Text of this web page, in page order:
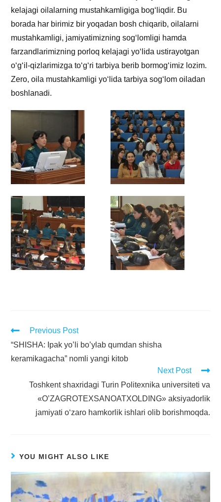
kelajagi oilalarning mustahkamligiga bog‘liqdir. Bu
borada har birimiz bir yoqadan bosh chiqarib, oilalarni
mustahkamligi, jamiyatimizning sog‘lomligi hamda
farzandlarimizning porloq kelajagi yo‘lida ustirayotgan
o‘g‘il-qizlarimizga to‘g‘ri tarbiya berib bormog‘imiz lozim.
Zero, oila mustahkamligi yo‘lida tarbiya sog‘lom oiladan
boshlanadi.
Previous Post
“SHISHA: Ipak yo’li bo’ylab qumdan shisha
keramikagacha” nomli yangi kitob
Next Post
Toshkent shaxridagi Turin Politexnika universiteti va
«O’ZAGROTEXSANOATXOLDING» aksiyadorlik
jamiyati o‘zaro hamkorlik ishlari olib borishmoqda.
YOU MIGHT ALSO LIKE